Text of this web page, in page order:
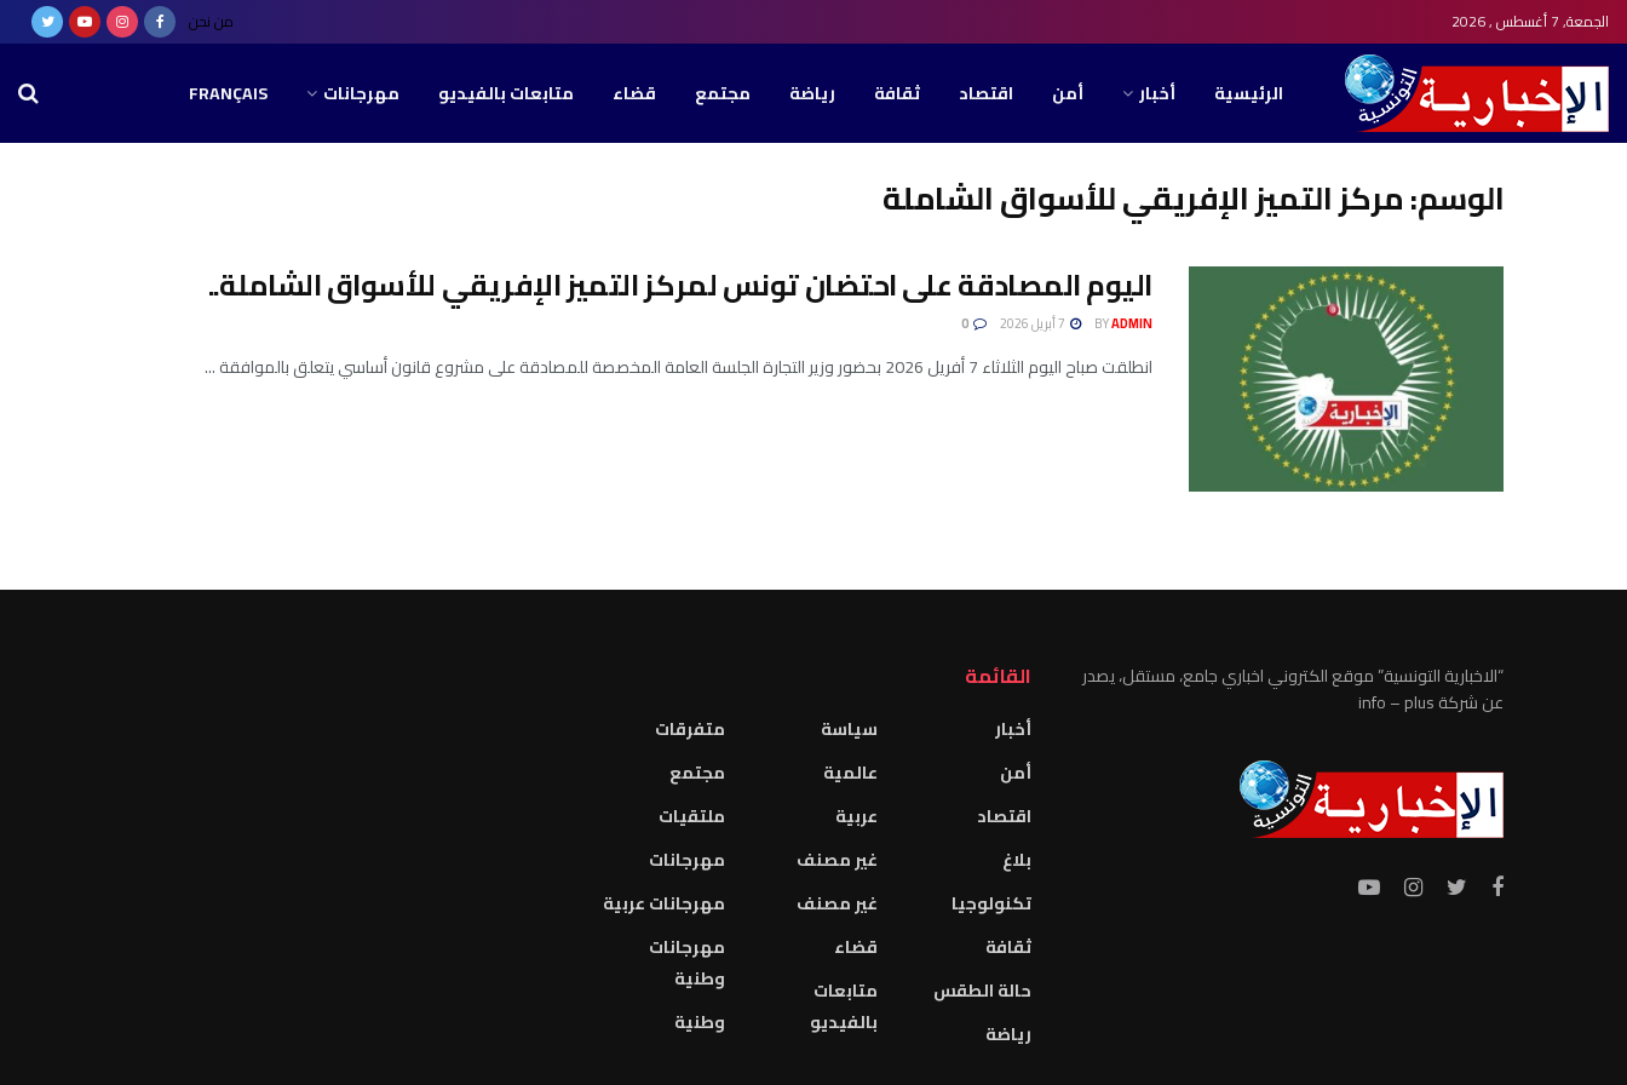
الجمعة, 7 أغسطس , 2026 من نحن
الرئيسية أخبار أمن اقتصاد ثقافة رياضة مجتمع قضاء متابعات بالفيديو مهرجانات FRANÇAIS
الوسم:مركز التميز الإفريقي للأسواق الشاملة
اليوم المصادقة على احتضان تونس لمركز التميز الإفريقي للأسواق الشاملة..
BYADMIN
انطلقت صباح اليوم الثلاثاء 7 أفريل 2026 بحضور وزير التجارة الجلسة العامة المخصصة للمصادقة على مشروع قانون أساسي يتعلق بالموافقة ...
“الاخبارية التونسية” موقع الكتروني اخباري جامع، مستقل، يصدر
عن شركة info – plus
القائمة
أخبار
أمن
اقتصاد
بلاغ
تكنولوجيا
ثقافة
حالة الطقس
رياضة
سياسة
عالمية
عربية
غير مصنف
غير مصنف
قضاء
متابعات
بالفيديو
متفرقات
مجتمع
ملتقيات
مهرجانات
مهرجانات عربية
مهرجانات
وطنية
وطنية